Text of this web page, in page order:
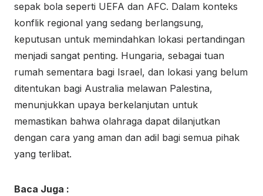
sepak bola seperti UEFA dan AFC. Dalam konteks
konflik regional yang sedang berlangsung,
keputusan untuk memindahkan lokasi pertandingan
menjadi sangat penting. Hungaria, sebagai tuan
rumah sementara bagi Israel, dan lokasi yang belum
ditentukan bagi Australia melawan Palestina,
menunjukkan upaya berkelanjutan untuk
memastikan bahwa olahraga dapat dilanjutkan
dengan cara yang aman dan adil bagi semua pihak
yang terlibat.
Baca Juga :